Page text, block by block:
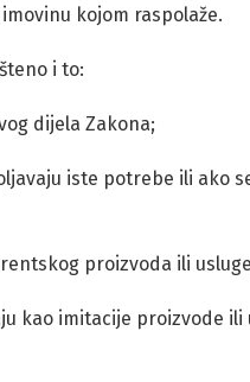
kojom raspolaže.
i to:
dijela Zakona;
iste potrebe ili ako
proizvoda ili
kao imitacije proizvode ili